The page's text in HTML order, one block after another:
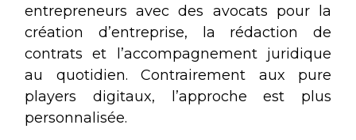
entrepreneurs avec des avocats pour la
création d’entreprise, la rédaction de
contrats et l’accompagnement juridique
au quotidien. Contrairement aux pure
players digitaux, l’approche est plus
personnalisée.